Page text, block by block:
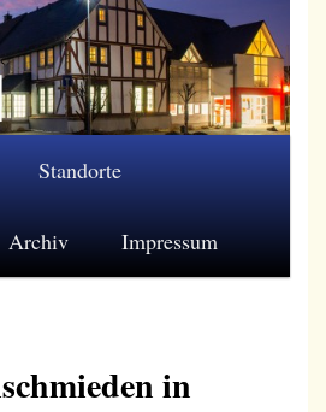
Eschenburg e.V.
Standorte
Archiv Impressum
in